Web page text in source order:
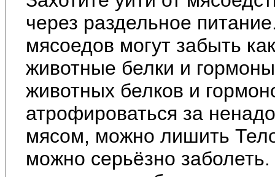
через раздельное
мясоедов могут забыть
животные белки и
животных белков и
атрофироваться за
мясом, можно лишить
можно серьёзно